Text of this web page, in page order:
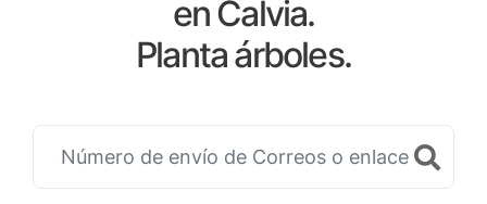
en Calvia.
Planta árboles.